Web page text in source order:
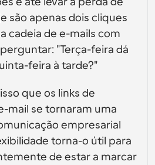
Suporte
Marketing
Agendamento
React para adicionar
aplicação
OAuth
aplicações favoritas
múltiplos participantes
mais sobre o nosso sistema?
de ajuda
no seu website
são apenas dois cliques
cadeia de e-mails com
"Terça-feira dá
feira à tarde?"
que os links de
mail se tornaram uma
empresarial
torna-o útil para
de estar a marcar